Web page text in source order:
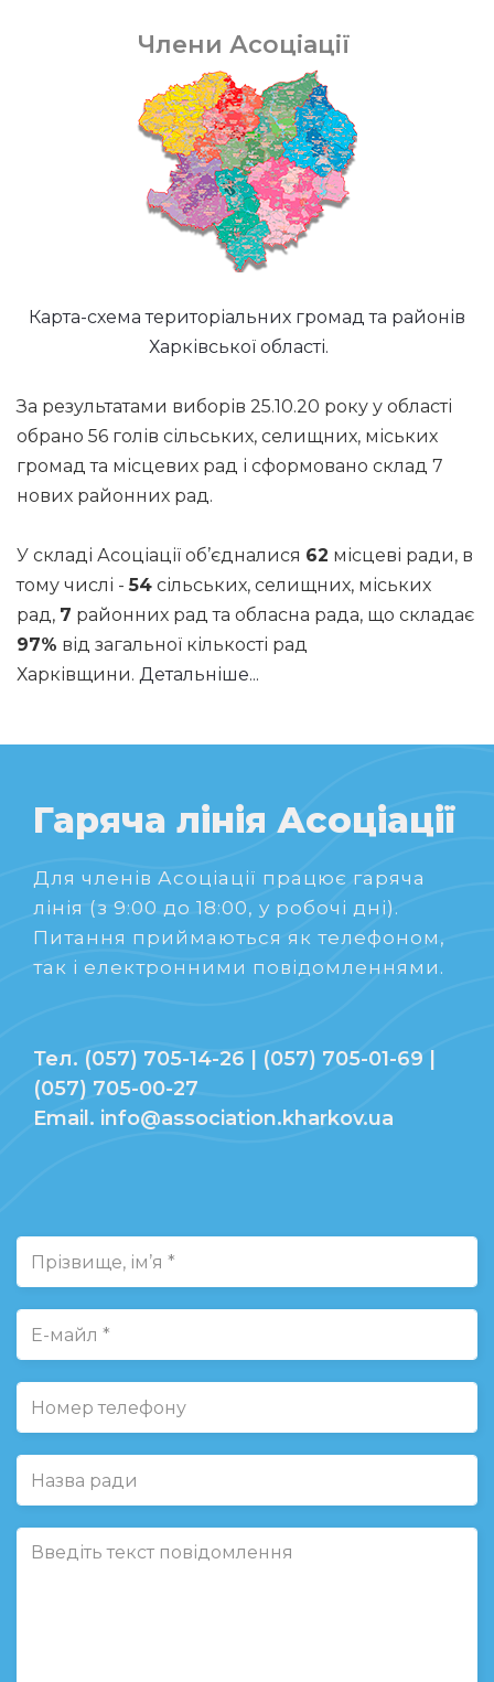
Члени Асоціації
Карта-схема територіальних громад та районів
Харківської області.
За результатами виборів 25.10.20 року у області
обрано 56 голів сільських, селищних, міських
громад та місцевих рад і сформовано склад 7
нових районних рад.
У складі Асоціації об’єдналися 62 місцеві ради, в
тому числі -54 сільських, селищних, міських
рад, 7 районних рад та обласна рада, що складає
97% від загальної кількості рад
Харківщини. Детальніше...
Гаряча лінія Асоціації
Для членів Асоціації працює гаряча
лінія (з 9:00 до 18:00, у робочі дні).
Питання приймаються як телефоном,
так і електронними повідомленнями.
Тел. (057) 705-14-26 | (057) 705-01-69 |
(057) 705-00-27
Email. info@association.kharkov.ua